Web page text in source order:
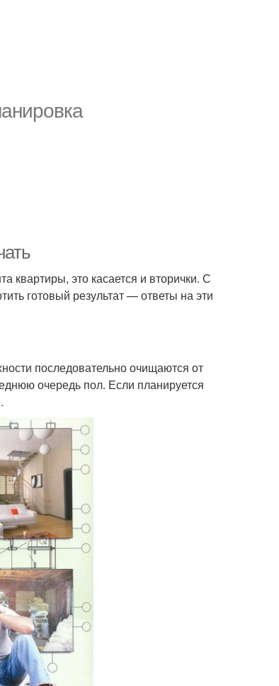
квартиры, это касается и вторички. С
готовый результат — ответы на эти
последовательно очищаются от
очередь пол. Если планируется